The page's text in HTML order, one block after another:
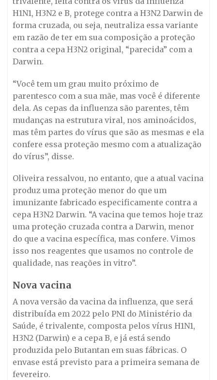
H1N1, H3N2 e B, protege contra a H3N2 Darwin de
forma cruzada, ou seja, neutraliza essa variante
em razão de ter em sua composição a proteção
contra a cepa H3N2 original, “parecida” com a
Darwin.
“Você tem um grau muito próximo de
parentesco com a sua mãe, mas você é diferente
dela. As cepas da influenza são parentes, têm
mudanças na estrutura viral, nos aminoácidos,
mas têm partes do vírus que são as mesmas e ela
confere essa proteção mesmo com a atualização
do vírus”, disse.
Oliveira ressalvou, no entanto, que a atual vacina
produz uma proteção menor do que um
imunizante fabricado especificamente contra a
cepa H3N2 Darwin. “A vacina que temos hoje traz
uma proteção cruzada contra a Darwin, menor
do que a vacina específica, mas confere. Vimos
isso nos reagentes que usamos no controle de
qualidade, nas reações in vitro”.
Nova vacina
A nova versão da vacina da influenza, que será
distribuída em 2022 pelo PNI do Ministério da
Saúde, é trivalente, composta pelos vírus H1N1,
H3N2 (Darwin) e a cepa B, e já está sendo
produzida pelo Butantan em suas fábricas. O
envase está previsto para a primeira semana de
fevereiro.